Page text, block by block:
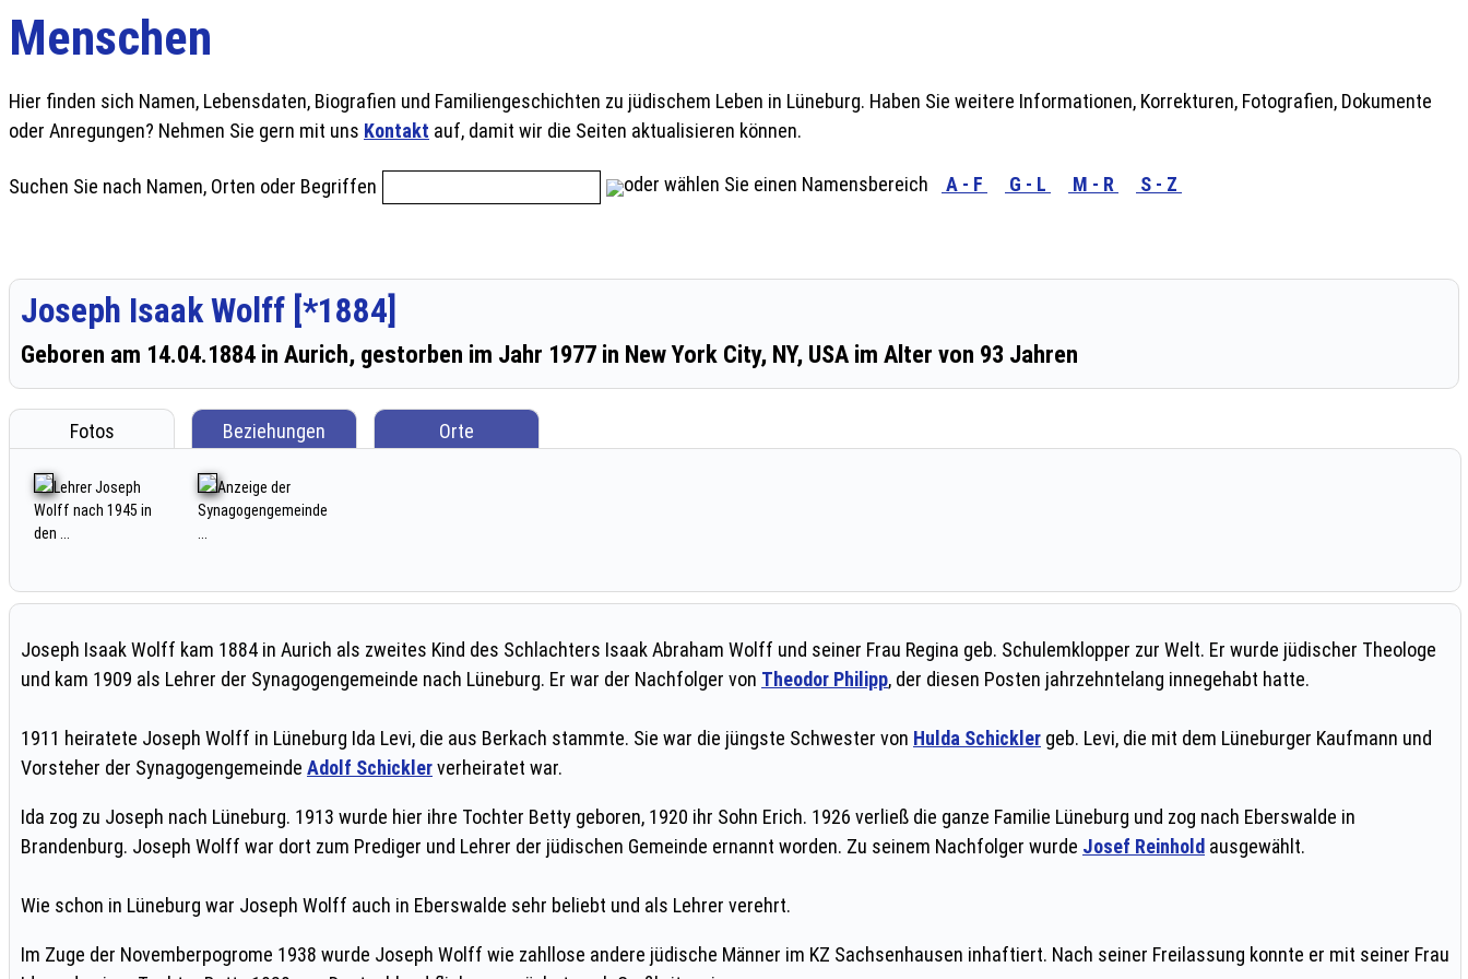
Menschen
Hier finden sich Namen, Lebensdaten, Biografien und Familiengeschichten zu jüdischem Leben in Lüneburg. Haben Sie weitere Informationen, Korrekturen, Fotografien, Dokumente
oder Anregungen? Nehmen Sie gern mit uns Kontakt auf, damit wir die Seiten aktualisieren können.
Suchen Sie nach Namen, Orten oder Begriffen oder wählen Sie einen Namensbereich A - F G - L M - R S - Z
Joseph Isaak Wolff [*1884]
Geboren am 14.04.1884 in Aurich, gestorben im Jahr 1977 in New York City, NY, USA im Alter von 93 Jahren
Fotos Beziehungen Orte
Lehrer Joseph
Wolff nach 1945 in
den ...
Anzeige der
Synagogengemeinde
Joseph Isaak Wolff kam 1884 in Aurich als zweites Kind des Schlachters Isaak Abraham Wolff und seiner Frau Regina geb. Schulemklopper zur Welt. Er wurde jüdischer Theologe
und kam 1909 als Lehrer der Synagogengemeinde nach Lüneburg. Er war der Nachfolger von Theodor Philipp, der diesen Posten jahrzehntelang innegehabt hatte.
1911 heiratete Joseph Wolff in Lüneburg Ida Levi, die aus Berkach stammte. Sie war die jüngste Schwester von Hulda Schickler geb. Levi, die mit dem Lüneburger Kaufmann und
Vorsteher der Synagogengemeinde Adolf Schicklerverheiratet war.
Ida zog zu Joseph nach Lüneburg. 1913 wurde hier ihre Tochter Betty geboren, 1920 ihr Sohn Erich. 1926 verließ die ganze Familie Lüneburg und zog nach Eberswalde in
Brandenburg. Joseph Wolff war dort zum Prediger und Lehrer der jüdischen Gemeinde ernannt worden. Zu seinem Nachfolger wurde Josef Reinhold ausgewählt.
Wie schon in Lüneburg war Joseph Wolff auch in Eberswalde sehr beliebt und als Lehrer verehrt.
Im Zuge der Novemberpogrome 1938 wurde Joseph Wolff wie zahllose andere jüdische Männer im KZ Sachsenhausen inhaftiert. Nach seiner Freilassung konnte er mit seiner Frau